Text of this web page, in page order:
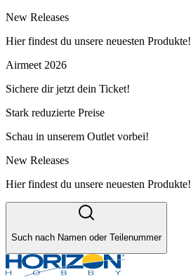
New Releases
Hier findest du unsere neuesten Produkte!
Airmeet 2026
Sichere dir jetzt dein Ticket!
Stark reduzierte Preise
Schau in unserem Outlet vorbei!
New Releases
Hier findest du unsere neuesten Produkte!
Such nach Namen oder Teilenummer